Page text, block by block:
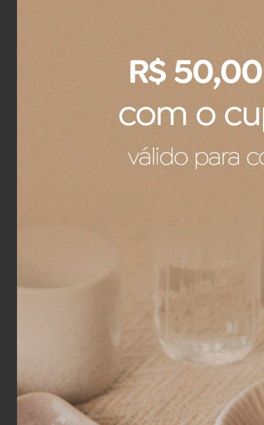
Porta Talheres e Guardanapo em Fibras
Porta Guardanapo
Caramelo
Porta Guardanapo Ancora em Madeira
Entrecasa Branco
Porta Guardanapo
Verde